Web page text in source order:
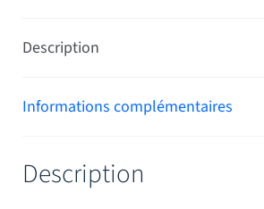
Description
Informations complémentaires
Description